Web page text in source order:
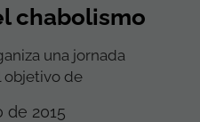
chabolismo
una jornada
objetivo de
2015